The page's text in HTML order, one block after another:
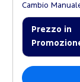
Cambio
Prezzo in